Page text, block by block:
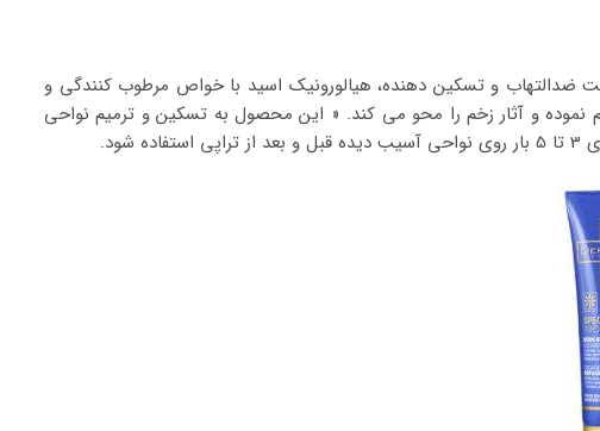
ضدالتهاب و تسکین دهنده، هیالورونیک اسید با خواص مرطوب کنندگی و
نموده و آثار زخم را محو می کند. « این محصول به تسکین و ترمیم نواحی